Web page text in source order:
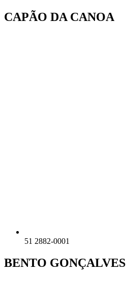
Ir
para
CAPÃO DA CANOA
51 2882-0001
BENTO GONÇALVES